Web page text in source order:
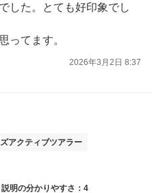
した。とても好印象でし
ってます。
2026年3月2日 8:37
アクティブツアラー
説明の分かりやすさ：4